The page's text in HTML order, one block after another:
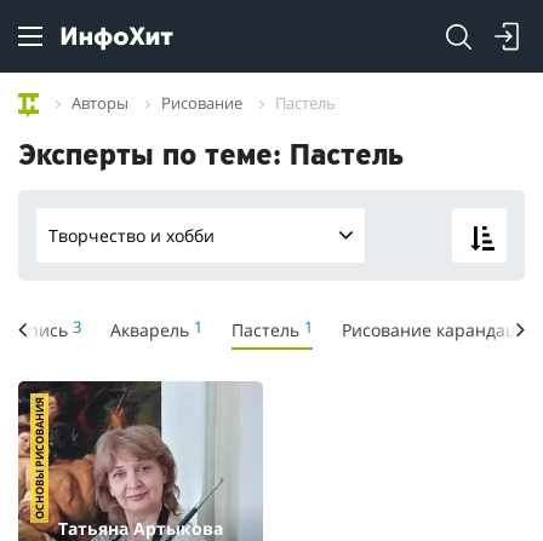
Авторы Рисование Пастель
Эксперты по теме: Пастель
Творчество и хобби
3 Акварель 1 Пастель 1 Рисование
Татьяна Артыкова
ОСНОВЫ РИСОВАНИЯ